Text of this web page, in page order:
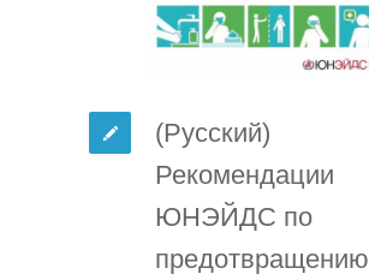
(Русский)
Рекомендации
ЮНЭЙДС по
предотвращению